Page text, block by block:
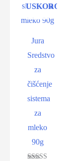
USKORO
Jura
Sredstvo
za
čišćenje
sistema
za
mleko
90g